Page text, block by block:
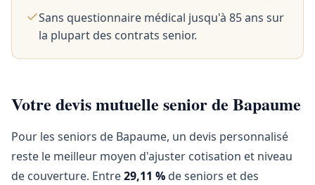
Sans questionnaire médical jusqu'à 85 ans sur
la plupart des contrats senior.
Votre devis mutuelle senior de Bapaume
Pour les seniors de Bapaume, un devis personnalisé
reste le meilleur moyen d'ajuster cotisation et niveau
de couverture. Entre29,11 % de seniors et des